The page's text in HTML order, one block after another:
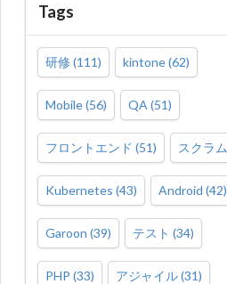
Tags
研修 (111) kintone(62)
Mobile(56) QA (51)
フロントエンド (51) スクラム
Kubernetes (43) Android (42)
Garoon (39) テスト (34)
PHP (33) アジャイル(31)